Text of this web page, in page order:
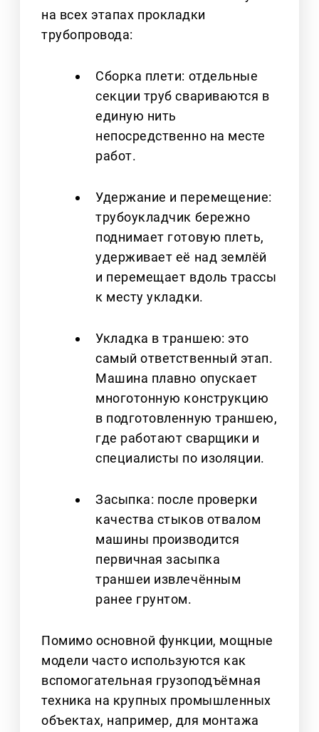
на всех этапах прокладки
трубопровода:
Сборка плети: отдельные
секции труб свариваются в
единую нить
непосредственно на месте
работ.
Удержание и перемещение:
трубоукладчик бережно
поднимает готовую плеть,
удерживает её над землёй
и перемещает вдоль трассы
к месту укладки.
Укладка в траншею: это
самый ответственный этап.
Машина плавно опускает
многотонную конструкцию
в подготовленную траншею,
где работают сварщики и
специалисты по изоляции.
Засыпка: после проверки
качества стыков отвалом
машины производится
первичная засыпка
траншеи извлечённым
ранее грунтом.
Помимо основной функции, мощные
модели часто используются как
вспомогательная грузоподъёмная
техника на крупных промышленных
объектах, например, для монтажа